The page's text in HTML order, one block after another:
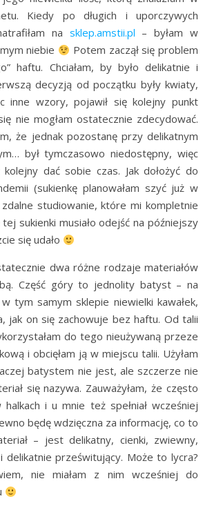
Kiedy po długich i uporczywych
na sklep.amstii.pl – byłam w
niebie
Potem zaczął się problem
haftu. Chciałam, by było delikatnie i
decyzją od początku były kwiaty,
inne wzory, pojawił się kolejny punkt
nie mogłam ostatecznie zdecydować.
że jednak pozostanę przy delikatnym
był tymczasowo niedostępny, więc
dać sobie czas. Jak dołożyć do
(sukienkę planowałam szyć już w
studiowanie, które mi kompletnie
tej sukienki musiało odejść na późniejszy
się udało
dwa różne rodzaje materiałów
Część góry to jednolity batyst – na
tym samym sklepie niewielki kawałek,
jak on się zachowuje bez haftu. Od talii
do tego nieużywaną przeze
i obcięłam ją w miejscu talii. Użyłam
batystem nie jest, ale szczerze nie
się nazywa. Zauważyłam, że często
i u mnie też spełniał wcześniej
będę wdzięczna za informację, co to
– jest delikatny, cienki, zwiewny,
delikatnie prześwitujący. Może to lycra?
nie miałam z nim wcześniej do